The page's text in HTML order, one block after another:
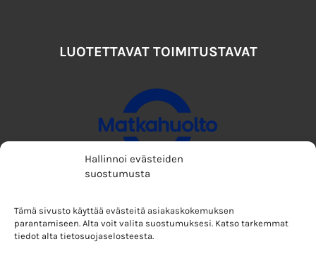
Hallinnoi evästeiden
suostumusta
Tämä sivusto käyttää evästeitä asiakaskokemuksen
parantamiseen. Alta voit valita suostumuksesi. Katso tarkemmat
tiedot alta tietosuojaselosteesta.
LUOTETTAVAT TOIMITUSTAVAT